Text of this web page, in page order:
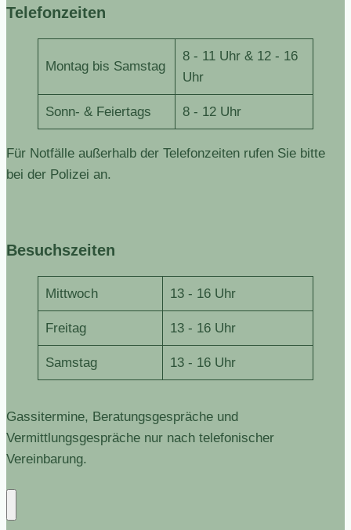
Telefonzeiten
Montag bis Samstag
8 - 11 Uhr & 12 - 16
Uhr
Sonn- & Feiertags 8 - 12 Uhr
Für Notfälle außerhalb der Telefonzeiten rufen Sie bitte
bei der Polizei an.
Besuchszeiten
Mittwoch 13 - 16 Uhr
Freitag 13 - 16 Uhr
Samstag 13 - 16 Uhr
Gassitermine, Beratungsgespräche und
Vermittlungsgespräche nur nach telefonischer
Vereinbarung.